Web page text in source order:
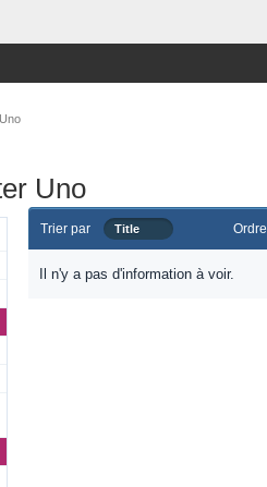
Uno
Trier par Title Ordre
Il n'y a pas d'information à voir.